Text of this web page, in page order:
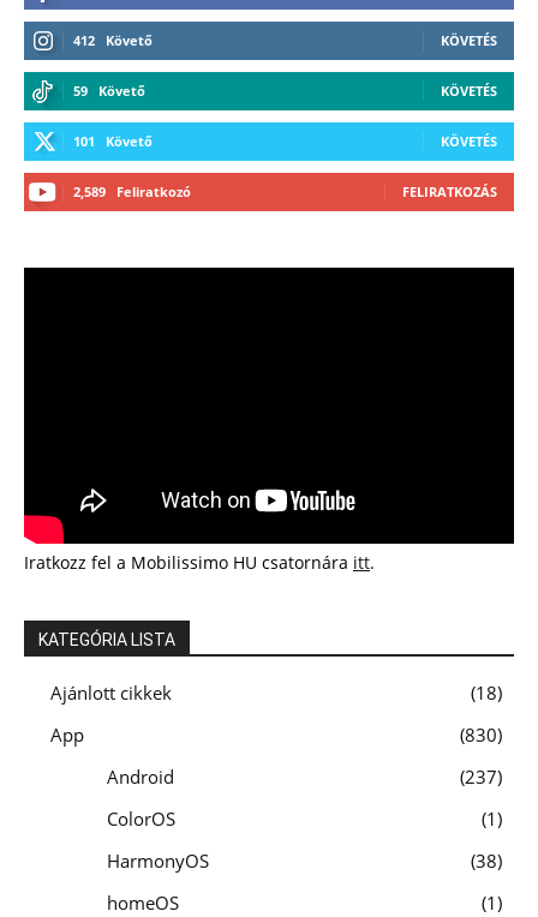
412 Követő KÖVETÉS
59 Követő KÖVETÉS
101 Követő KÖVETÉS
2,589 Feliratkozó FELIRATKOZÁS
Iratkozz fel a Mobilissimo HU csatornára itt.
KATEGÓRIA LISTA
Ajánlott cikkek
18
App
830
Android
237
ColorOS
1
HarmonyOS
38
homeOS
1